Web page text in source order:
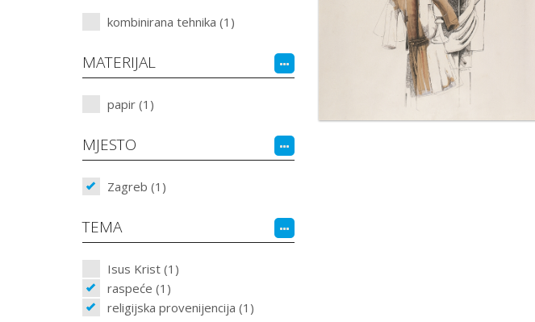
kombinirana tehnika (1)
MATERIJAL
papir (1)
MJESTO
Zagreb (1)
TEMA
Isus Krist (1)
raspeće (1)
religijska provenijencija (1)